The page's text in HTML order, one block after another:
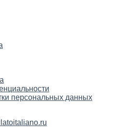
персональных данных